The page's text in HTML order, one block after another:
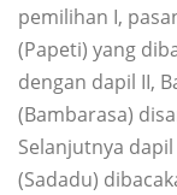
pemilihan I,
(Papeti) yang
dengan dapil II,
(Bambarasa)
Selanjutnya
(Sadadu)